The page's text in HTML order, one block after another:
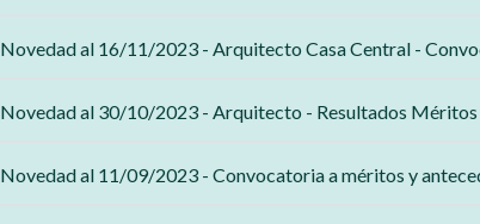
Novedad al 16/11/2023 - Arquitecto Casa Central -
Novedad al 30/10/2023 - Arquitecto - Resultados
Novedad al 11/09/2023 - Convocatoria a méritos y